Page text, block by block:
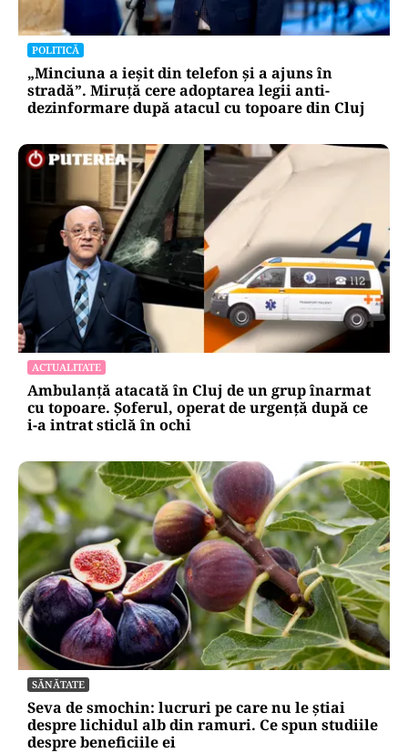
POLITICĂ
„Minciuna a ieșit din telefon și a ajuns în
stradă”. Miruță cere adoptarea legii anti-
dezinformare după atacul cu topoare din Cluj
ACTUALITATE
Ambulanță atacată în Cluj de un grup înarmat
cu topoare. Șoferul, operat de urgență după ce
i-a intrat sticlă în ochi
SĂNĂTATE
Seva de smochin: lucruri pe care nu le știai
despre lichidul alb din ramuri. Ce spun studiile
despre beneficiile ei